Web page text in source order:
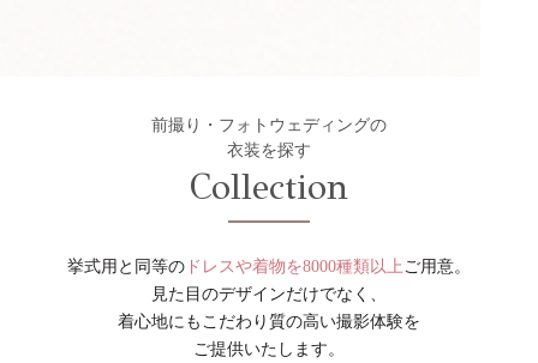
前撮り・フォトウェディングの
衣装を探す
Collection
挙式用と同等の ドレスや着物を8000種類以上 ご用意。
見た目のデザインだけでなく、
着心地にもこだわり質の高い撮影体験を
ご提供いたします。